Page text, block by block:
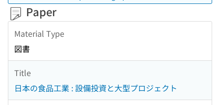
Paper
Material Type
図書
Title
日本の食品工業 : 設備投資と大型プロジェクト